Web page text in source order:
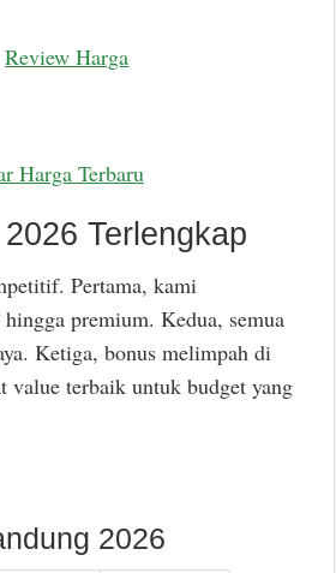
Review Harga
Harga Terbaru
Terlengkap
Pertama, kami
premium. Kedua, semua
Ketiga, bonus melimpah di
value terbaik untuk budget yang
2026